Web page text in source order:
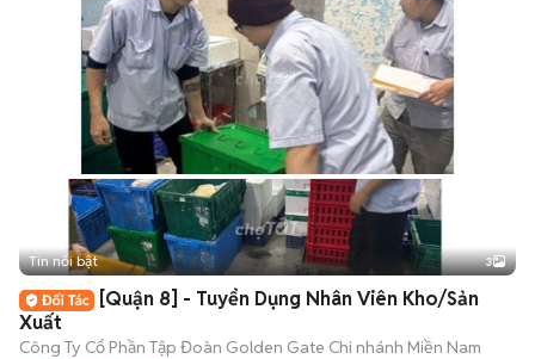
Tin nổi bật 3
[Quận 8] - Tuyển Dụng Nhân Viên Kho/Sản
Xuất
Công Ty Cổ Phần Tập Đoàn Golden Gate Chi nhánh Miền Nam